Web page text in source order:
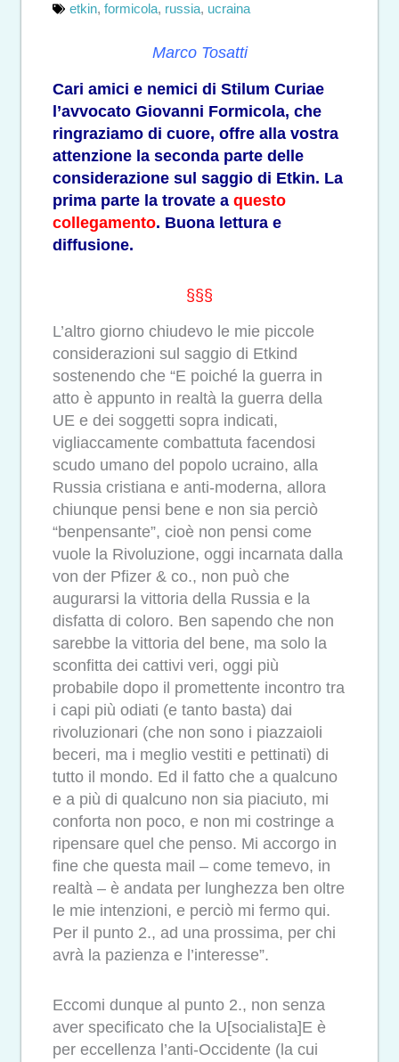
etkin, formicola, russia, ucraina
Marco Tosatti
Cari amici e nemici di Stilum Curiae
l’avvocato Giovanni Formicola, che
ringraziamo di cuore, offre alla vostra
attenzione la seconda parte delle
considerazione sul saggio di Etkin. La
prima parte la trovate a questo
collegamento. Buona lettura e
diffusione.
§§§
L’altro giorno chiudevo le mie piccole
considerazioni sul saggio di Etkind
sostenendo che “E poiché la guerra in
atto è appunto in realtà la guerra della
UE e dei soggetti sopra indicati,
vigliaccamente combattuta facendosi
scudo umano del popolo ucraino, alla
Russia cristiana e anti-moderna, allora
chiunque pensi bene e non sia perciò
“benpensante”, cioè non pensi come
vuole la Rivoluzione, oggi incarnata dalla
von der Pfizer & co., non può che
augurarsi la vittoria della Russia e la
disfatta di coloro. Ben sapendo che non
sarebbe la vittoria del bene, ma solo la
sconfitta dei cattivi veri, oggi più
probabile dopo il promettente incontro tra
i capi più odiati (e tanto basta) dai
rivoluzionari (che non sono i piazzaioli
beceri, ma i meglio vestiti e pettinati) di
tutto il mondo. Ed il fatto che a qualcuno
e a più di qualcuno non sia piaciuto, mi
conforta non poco, e non mi costringe a
ripensare quel che penso. Mi accorgo in
fine che questa mail – come temevo, in
realtà – è andata per lunghezza ben oltre
le mie intenzioni, e perciò mi fermo qui.
Per il punto 2., ad una prossima, per chi
avrà la pazienza e l’interesse”.
Eccomi dunque al punto 2., non senza
aver specificato che la U[socialista]E è
per eccellenza l’anti-Occidente (la cui